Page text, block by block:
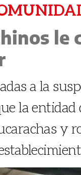
le
a la
la entidad
y